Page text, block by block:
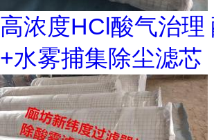
高浓度HCl酸气治理
+水雾捕集除尘滤芯